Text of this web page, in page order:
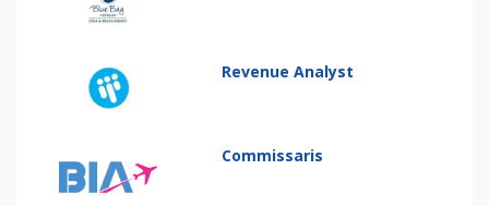
Revenue Analyst
Commissaris